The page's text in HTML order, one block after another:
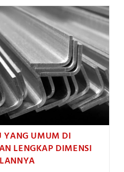
YANG UMUM DI
LENGKAP DIMENSI